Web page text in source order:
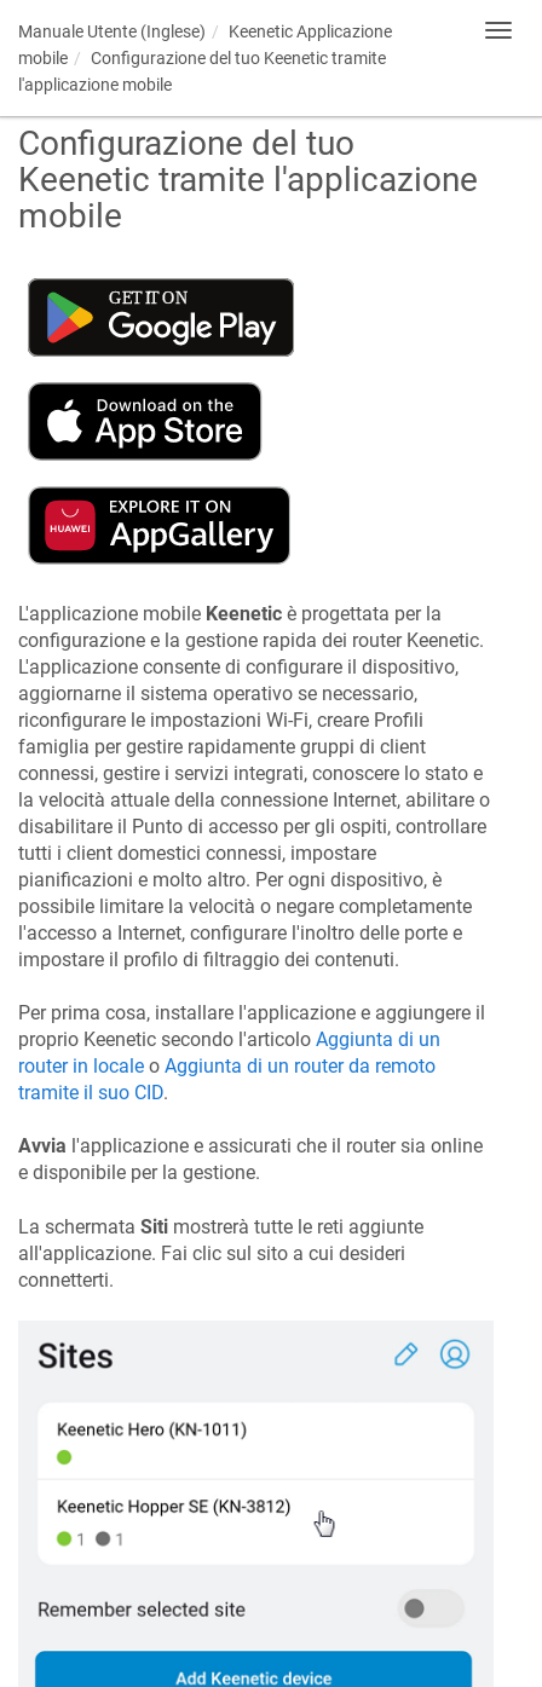
Manuale Utente (Inglese) KeeneticApplicazione
mobile
Configurazione del tuo Keenetictramite
l'applicazione mobile
Configurazione del tuo
Keenetic tramite l'applicazione
mobile
L'applicazione mobile Keenetic è progettata per la
configurazione e la gestione rapida dei router Keenetic.
L'applicazione consente di configurare il dispositivo,
aggiornarne il sistema operativo se necessario,
riconfigurare le impostazioni Wi-Fi, creare Profili
famiglia per gestire rapidamente gruppi di client
connessi, gestire i servizi integrati, conoscere lo stato e
la velocità attuale della connessione Internet, abilitare o
disabilitare il Punto di accesso per gli ospiti, controllare
tutti i client domestici connessi, impostare
pianificazioni e molto altro. Per ogni dispositivo, è
possibile limitare la velocità o negare completamente
l'accesso a Internet, configurare l'inoltro delle porte e
impostare il profilo di filtraggio dei contenuti.
Per prima cosa, installare l'applicazione e aggiungere il
proprio Keenetic secondo l'articolo Aggiunta di un
router in locale o Aggiunta di un router da remoto
tramite il suo CID.
Avvia l'applicazione e assicurati che il router sia online
e disponibile per la gestione.
La schermata Siti mostrerà tutte le reti aggiunte
all'applicazione. Fai clic sul sito a cui desideri
connetterti.